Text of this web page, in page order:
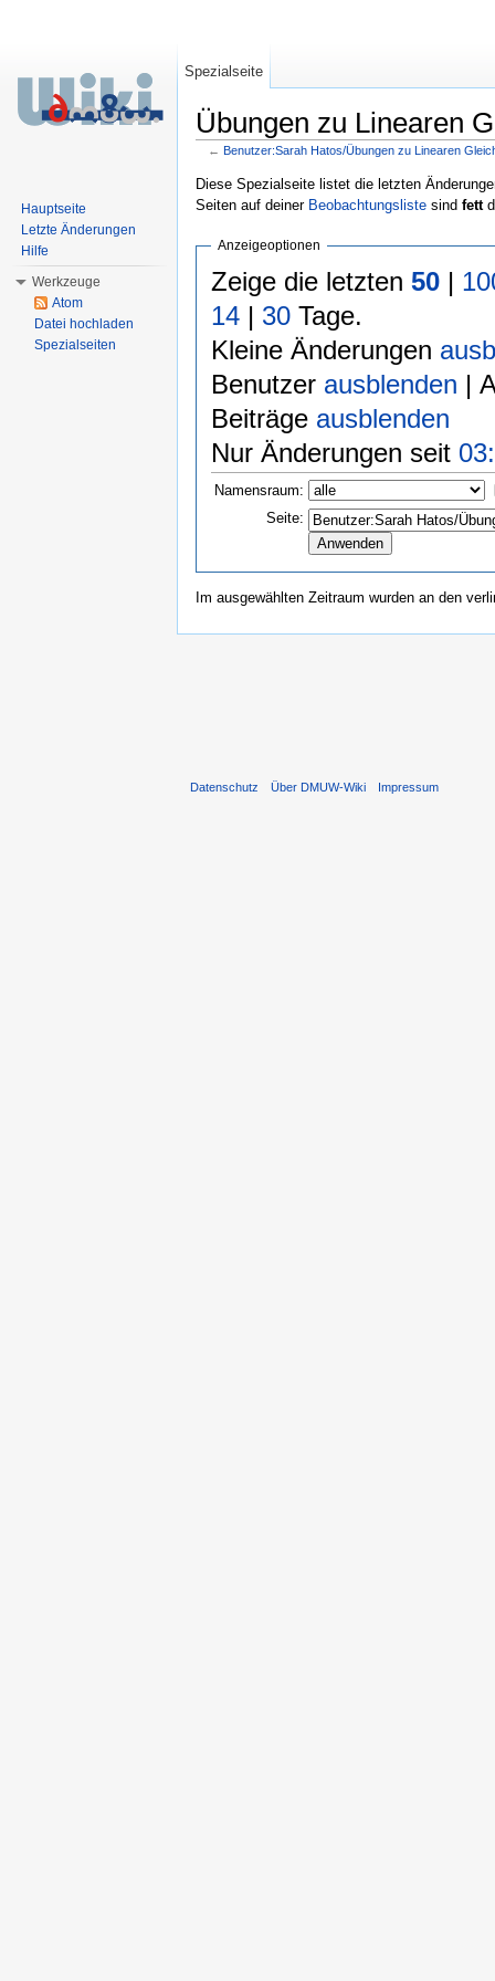
Übungen zu Linearen
← Benutzer:Sarah Hatos/Übungen zu Linearen
Diese Spezialseite listet die letzten
Seiten auf deiner Beobachtungsliste sind fett
Anzeigeoptionen
Zeige die letzten 50|
14| 30Tage.
Kleine Änderungen
Benutzer ausblenden |
Beiträge ausblenden
Nur Änderungen seit
Namensraum:
Seite:
Im ausgewählten Zeitraum wurden an den
Spezialseite
Hauptseite
Letzte Änderungen
Hilfe
Werkzeuge
Atom
Datei hochladen
Spezialseiten
Datenschutz Über DMUW-Wiki Impressum